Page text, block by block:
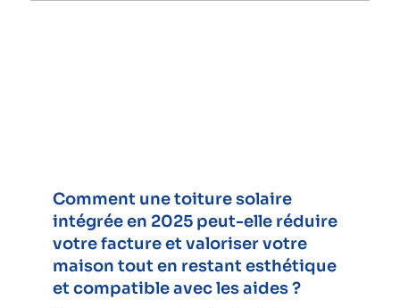
Comment une toiture solaire
intégrée en 2025 peut-elle réduire
votre facture et valoriser votre
maison tout en restant esthétique
et compatible avec les aides ?